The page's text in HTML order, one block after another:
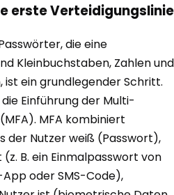
erste Verteidigungslinie
die eine
Kleinbuchstaben, Zahlen und
ein grundlegender Schritt.
Einführung der Multi-
MFA kombiniert
der Nutzer weiß (Passwort),
B. ein Einmalpasswort von
oder SMS-Code),